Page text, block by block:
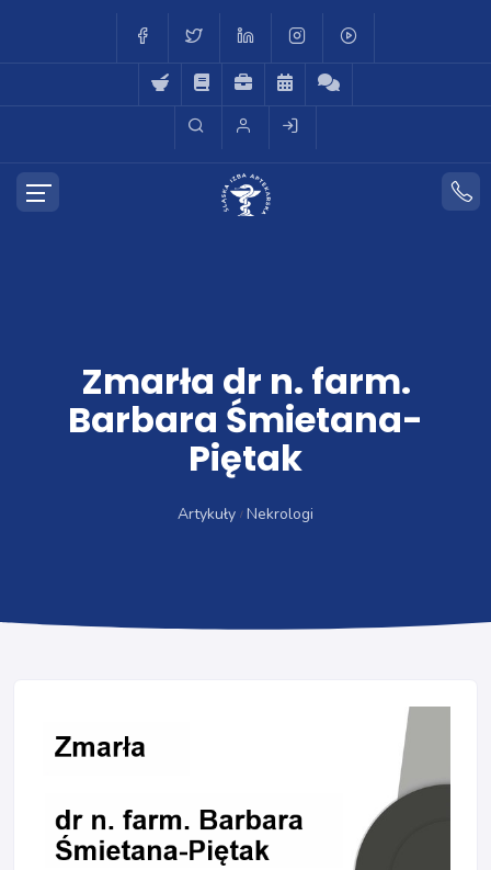
Zmarła dr n. farm.
Barbara Śmietana-
Piętak
Artykuły Nekrologi